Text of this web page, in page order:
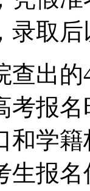
录取
查出
考报
和学
生报